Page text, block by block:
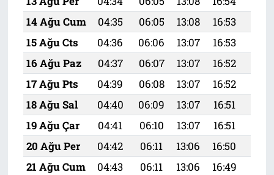
14 Ağu Cum
04:35 06:05 13:08 16:53
15 Ağu Cts
04:36 06:06 13:07 16:53
16 Ağu Paz
04:37 06:07 13:07 16:52
17 Ağu Pts
04:39 06:08 13:07 16:52
18 Ağu Sal
04:40 06:09 13:07 16:51
19 Ağu Çar
04:41 06:10 13:07 16:51
20 Ağu Per
04:42 06:11 13:06 16:50
21 Ağu Cum
04:43 06:11 13:06 16:49